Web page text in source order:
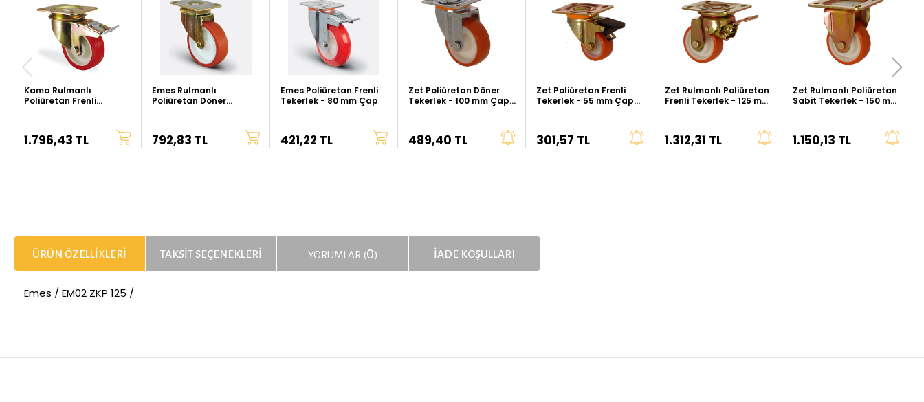
Kama Rulmanlı
Poliüretan Frenli
1.796,43 TL
Emes Rulmanlı
Poliüretan Döner
792,83 TL
Emes Poliüretan Frenli
Tekerlek - 80 mm Çap
421,22 TL
Zet Poliüretan Döner
Tekerlek - 100 mm Çap
489,40 TL
Zet Poliüretan Frenli
Tekerlek - 55 mm Çap
301,57 TL
Zet Rulmanlı Poliüretan
Frenli Tekerlek - 125 mm
1.312,31 TL
Zet Rulmanlı Poliüretan
Sabit Tekerlek - 150 mm
1.150,13 TL
ÜRÜN ÖZELLIKLERI TAKSIT SEÇENEKLERI YORUMLAR (0) İADE KOŞULLARI
Emes / EM02 ZKP 125 /